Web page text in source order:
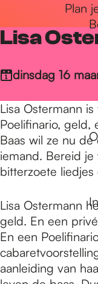
Plan
Lisa
dinsdag 16
Lisa Ostermann
Poelifinario, geld,
Baas wil ze nu
iemand. Bereid
bitterzoete liedjes
Lisa Ostermann
geld. En een
En een
aanleiding van